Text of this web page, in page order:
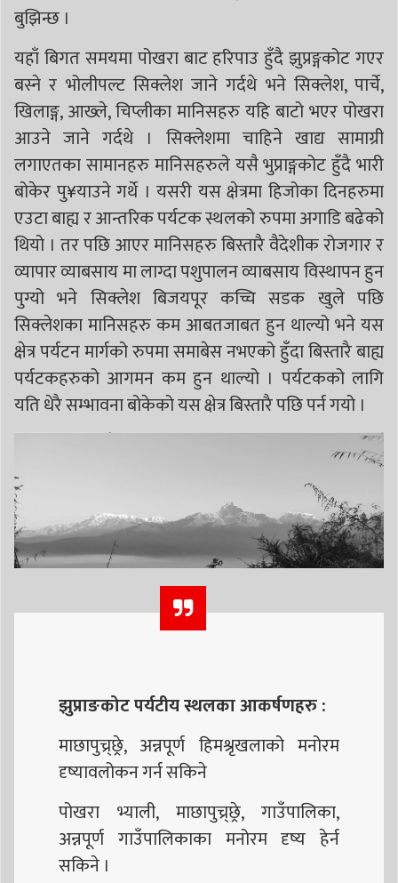
बुझिन्छ ।
यहाँ बिगत समयमा पोखरा बाट हरिपाउ हुँदै झुप्रङ्गकोट गएर
बस्ने र भोलीपल्ट सिक्लेश जाने गर्दथे भने सिक्लेश, पार्चे,
खिलाङ्ग, आख्ले, चिप्लीका मानिसहरु यहि बाटो भएर पोखरा
आउने जाने गर्दथे । सिक्लेशमा चाहिने खाद्य सामाग्री
लगाएतका सामानहरु मानिसहरुले यसै भुप्राङ्गकोट हुँदै भारी
बोकेर पु¥याउने गर्थे । यसरी यस क्षेत्रमा हिजोका दिनहरुमा
एउटा बाह्य र आन्तरिक पर्यटक स्थलको रुपमा अगाडि बढेको
थियो । तर पछि आएर मानिसहरु बिस्तारै वैदेशीक रोजगार र
व्यापार व्याबसाय मा लाग्दा पशुपालन व्याबसाय विस्थापन हुन
पुग्यो भने सिक्लेश बिजयपूर कच्चि सडक खुले पछि
सिक्लेशका मानिसहरु कम आबतजाबत हुन थाल्यो भने यस
क्षेत्र पर्यटन मार्गको रुपमा समाबेस नभएको हुँदा बिस्तारै बाह्य
पर्यटकहरुको आगमन कम हुन थाल्यो । पर्यटकको लागि
यति धेरै सम्भावना बोकेको यस क्षेत्र बिस्तारै पछि पर्न गयो ।
झुप्राङकोट पर्यटीय स्थलका आकर्षणहरु :
माछापुच्र्छ्रे, अन्नपूर्ण हिमश्रृखलाको मनोरम
दृष्यावलोकन गर्न सकिने
पोखरा भ्याली, माछापुच्र्छ्रे, गाउँपालिका,
अन्नपूर्ण गाउँपालिकाका मनोरम दृष्य हेर्न
सकिने ।